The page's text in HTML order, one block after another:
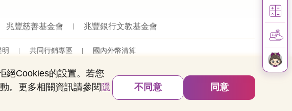
兆豐慈善基金會 兆豐銀行文教基金會
明 共同行銷專區 國內外幣清算
編號：03705903
Bank
絕Cookies的設置。若您
。更多相關資訊請參閱 隱
不同意 同意